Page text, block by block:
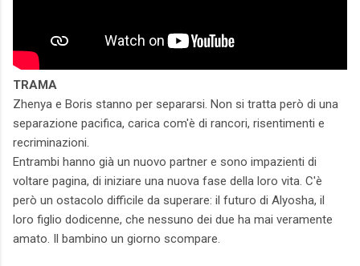
TRAMA
Zhenya e Boris stanno per separarsi. Non si tratta però di una
separazione pacifica, carica com'è di rancori, risentimenti e
recriminazioni.
Entrambi hanno già un nuovo partner e sono impazienti di
voltare pagina, di iniziare una nuova fase della loro vita. C'è
però un ostacolo difficile da superare: il futuro di Alyosha, il
loro figlio dodicenne, che nessuno dei due ha mai veramente
amato. Il bambino un giorno scompare.